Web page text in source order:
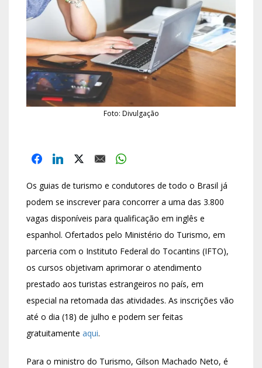
Foto: Divulgação
Os guias de turismo e condutores de todo o Brasil já
podem se inscrever para concorrer a uma das 3.800
vagas disponíveis para qualificação em inglês e
espanhol. Ofertados pelo Ministério do Turismo, em
parceria com o Instituto Federal do Tocantins (IFTO),
os cursos objetivam aprimorar o atendimento
prestado aos turistas estrangeiros no país, em
especial na retomada das atividades. As inscrições vão
até o dia (18) de julho e podem ser feitas
gratuitamente aqui.
Para o ministro do Turismo, Gilson Machado Neto, é